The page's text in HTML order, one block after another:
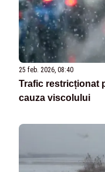
25 feb. 2026, 08:40
Trafic restricționat
cauza viscolului